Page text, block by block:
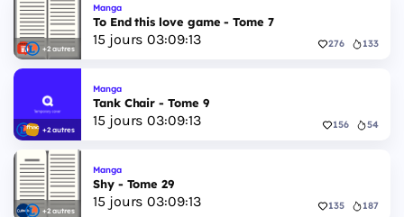
+2 autres
Manga
To End this love game - Tome 7
15 jours 03:09:12 276 133
+2 autres
Manga
Tank Chair - Tome 9
15 jours 03:09:12 156 54
+2 autres
Manga
Shy - Tome 29
15 jours 03:09:12 135 187